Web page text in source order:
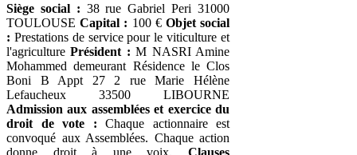
Siège social : 38 rue Gabriel Peri 31000
TOULOUSECapital : 100 € Objet social
: Prestations de service pour le viticulture et
l'agriculturePrésident : M NASRI Amine
Mohammed demeurant Résidence le Clos
Boni B Appt 27 2 rue Marie Hélène
Lefaucheux 33500 LIBOURNE
Admission aux assemblées et exercice du
droit de vote : Chaque actionnaire est
convoqué aux Assemblées. Chaque action
donne droit à une voix. Clauses